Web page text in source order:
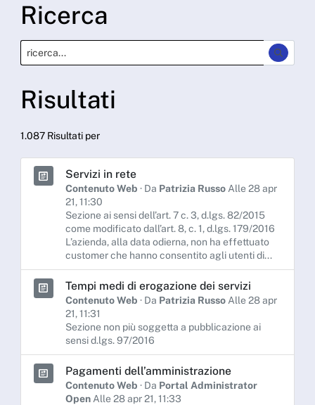
Ricerca
Risultati
1.087 Risultati per
Servizi in rete
Contenuto Web · Da Patrizia Russo Alle 28 apr
21, 11:30
Sezione ai sensi dell’art. 7 c. 3, d.lgs. 82/2015
come modificato dall’art. 8, c. 1, d.lgs. 179/2016
L’azienda, alla data odierna, non ha effettuato
customer che hanno consentito agli utenti di...
Tempi medi di erogazione dei servizi
Contenuto Web · Da Patrizia Russo Alle 28 apr
21, 11:31
Sezione non più soggetta a pubblicazione ai
sensi d.lgs. 97/2016
Pagamenti dell’amministrazione
Contenuto Web · Da Portal Administrator
Open Alle 28 apr 21, 11:33